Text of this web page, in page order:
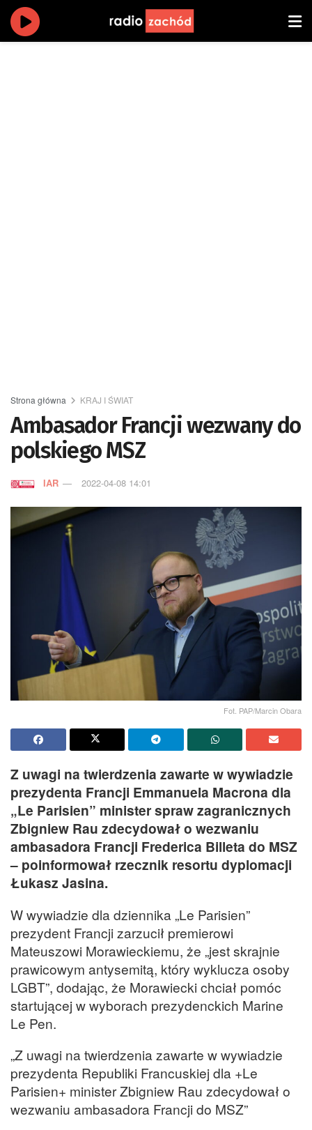
Strona główna KRAJ I ŚWIAT
Ambasador Francji wezwany do
polskiego MSZ
IAR 2022-04-08 14:01
Fot. PAP/Marcin Obara
Z uwagi na twierdzenia zawarte w wywiadzie
prezydenta Francji Emmanuela Macrona dla
„Le Parisien” minister spraw zagranicznych
Zbigniew Rau zdecydował o wezwaniu
ambasadora Francji Frederica Billeta do MSZ
– poinformował rzecznik resortu dyplomacji
Łukasz Jasina.
W wywiadzie dla dziennika „Le Parisien”
prezydent Francji zarzucił premierowi
Mateuszowi Morawieckiemu, że „jest skrajnie
prawicowym antysemitą, który wyklucza osoby
LGBT”, dodając, że Morawiecki chciał pomóc
startującej w wyborach prezydenckich Marine
Le Pen.
„Z uwagi na twierdzenia zawarte w wywiadzie
prezydenta Republiki Francuskiej dla +Le
Parisien+ minister Zbigniew Rau zdecydował o
wezwaniu ambasadora Francji do MSZ”